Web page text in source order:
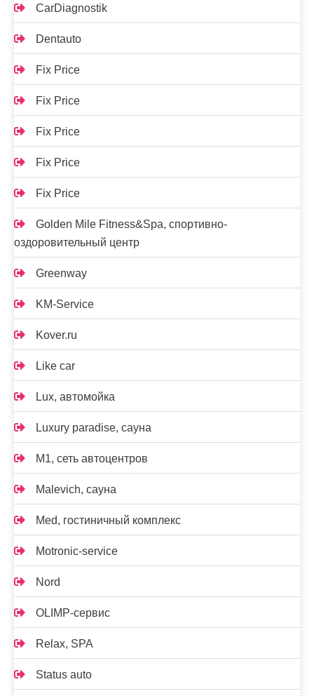
CarDiagnostik
Dentauto
Fix Price
Fix Price
Fix Price
Fix Price
Fix Price
Golden Mile Fitness&Spa, спортивно-
оздоровительный центр
Greenway
KM-Service
Kover.ru
Like car
Lux, автомойка
Luxury paradise, сауна
M1, сеть автоцентров
Malevich, сауна
Med, гостиничный комплекс
Motronic-service
Nord
OLIMP-сервис
Relax, SPA
Status auto